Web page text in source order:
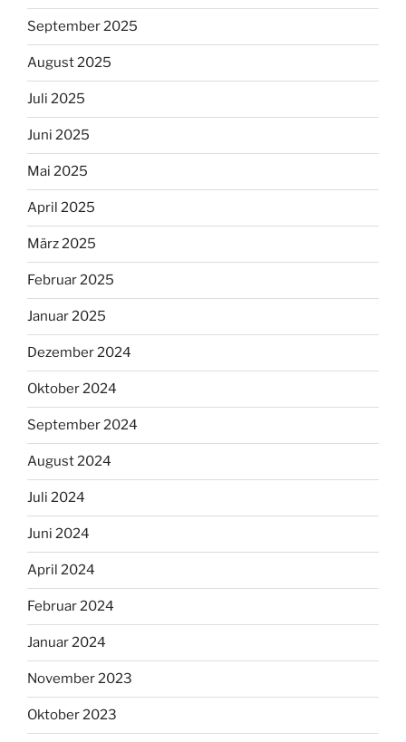
September 2025
August 2025
Juli 2025
Juni 2025
Mai 2025
April 2025
März 2025
Februar 2025
Januar 2025
Dezember 2024
Oktober 2024
September 2024
August 2024
Juli 2024
Juni 2024
April 2024
Februar 2024
Januar 2024
November 2023
Oktober 2023